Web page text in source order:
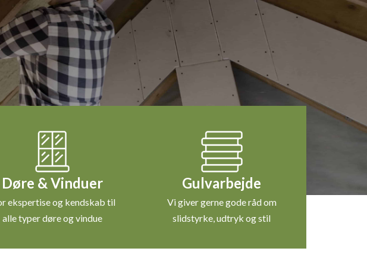
Døre & Vinduer
ekspertise og kendskab til
alle typer døre og vindue
Gulvarbejde
Vi giver gerne gode råd om
slidstyrke, udtryk og stil